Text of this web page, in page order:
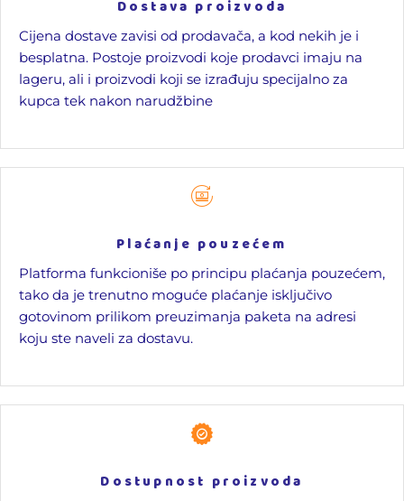
Dostava proizvoda
Cijena dostave zavisi od prodavača, a kod nekih je i
besplatna. Postoje proizvodi koje prodavci imaju na
lageru, ali i proizvodi koji se izrađuju specijalno za
kupca tek nakon narudžbine
Plaćanje pouzećem
Platforma funkcioniše po principu plaćanja pouzećem,
tako da je trenutno moguće plaćanje isključivo
gotovinom prilikom preuzimanja paketa na adresi
koju ste naveli za dostavu.
Dostupnost proizvoda